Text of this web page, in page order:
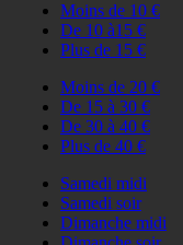
Moins de 10 €
De 10 à15 €
Plus de 15 €
Moins de 20 €
De 15 à 30 €
De 30 à 40 €
Plus de 40 €
Samedi midi
Samedi soir
Dimanche midi